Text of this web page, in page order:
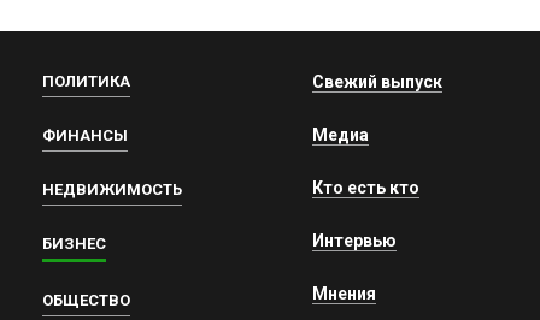
ПОЛИТИКА
ФИНАНСЫ
НЕДВИЖИМОСТЬ
БИЗНЕС
ОБЩЕСТВО
Свежий выпуск
Медиа
Кто есть кто
Интервью
Мнения